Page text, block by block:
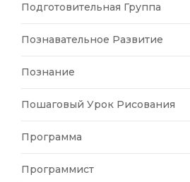
Подготовительная Группа
Познавательное Развитие
Познание
Пошаговый Урок Рисования
Программа
Программист